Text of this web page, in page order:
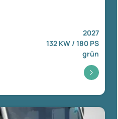
2027
132 KW / 180 PS
grün